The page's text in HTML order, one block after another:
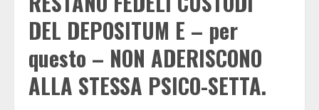
DEL DEPOSITUM E – per
questo – NON ADERISCONO
ALLA STESSA PSICO-SETTA.